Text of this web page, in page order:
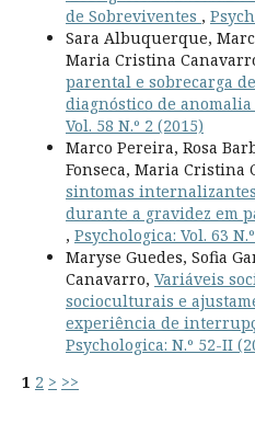
de Sobreviventes ,
Sara Albuquerque,
Maria Cristina
parental e sobrecarga
diagnóstico de
Vol. 58 N.º 2 (2015)
Marco Pereira, Rosa
Fonseca, Maria Cristina
sintomas
durante a gravidez em
, Psychologica: Vol. 63
Maryse Guedes, Sofia
Canavarro, Variáveis
socioculturais e
experiência de
Psychologica: N.º 52-II
1 2 > >>